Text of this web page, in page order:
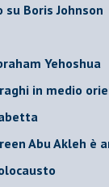
Boris Johnson
Yehoshua
in medio
Abu Akleh è